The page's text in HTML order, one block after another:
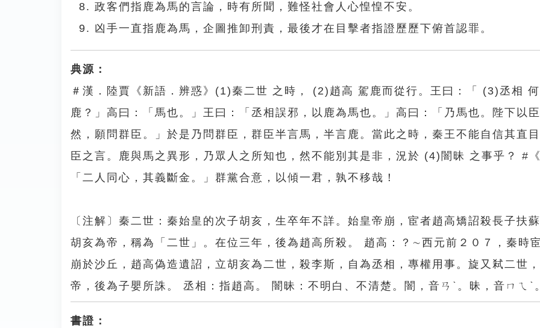
政客們指鹿為馬的言論，時有所聞，難怪社會人心惶惶不安。
凶手一直指鹿為馬，企圖推卸刑責，最後才在目擊者指證歷歷下俯首認罪。
典源：
＃漢．陸賈《新語．辨惑》(1)秦二世 之時， (2)趙高 駕鹿而從行。王曰：「 (3)丞相
鹿？」高曰：「馬也。」王曰：「丞相誤邪，以鹿為馬也。」高曰：「乃馬也。陛下以
然，願問群臣。」於是乃問群臣，群臣半言馬，半言鹿。當此之時，秦王不能自信其直
臣之言。鹿與馬之異形，乃眾人之所知也，然不能別其是非，況於 (4)闇昧 之事乎？ #
「二人同心，其義斷金。」群黨合意，以傾一君，孰不移哉！
〔注解〕秦二世：秦始皇的次子胡亥，生卒年不詳。始皇帝崩，宦者趙高矯詔殺長子扶
胡亥為帝，稱為「二世」。在位三年，後為趙高所殺。 趙高：？∼西元前２０７，秦時
崩於沙丘，趙高偽造遺詔，立胡亥為二世，殺李斯，自為丞相，專權用事。旋又弒二世
帝，後為子嬰所誅。 丞相：指趙高。 闇昧：不明白、不清楚。闇，音ㄢˋ。昧，音ㄇㄟˋ
書證：